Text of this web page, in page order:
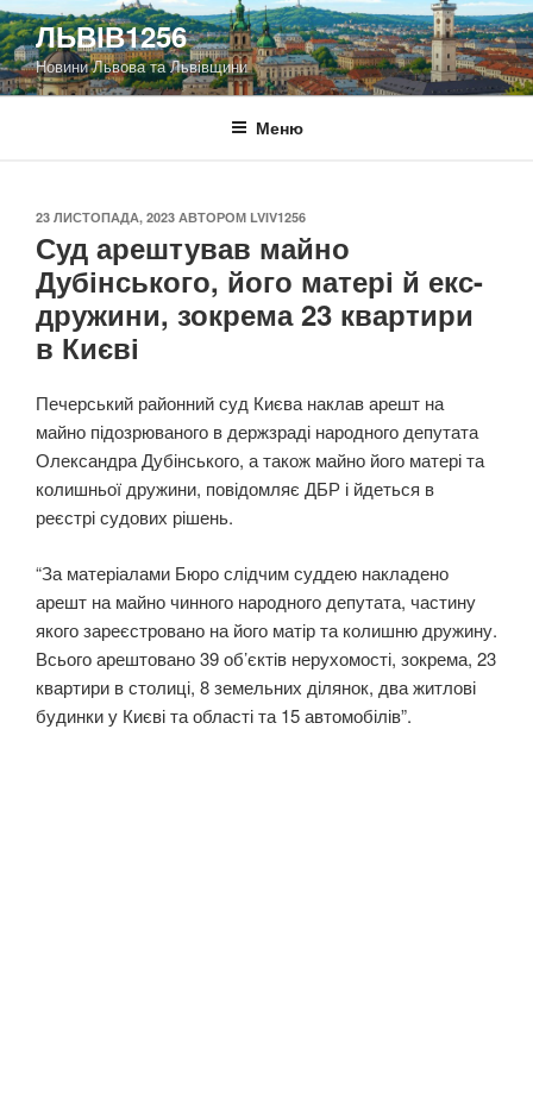
Перейти
до
вмісту
ЛЬВІВ1256
Новини Львова та Львівщини
Меню
ОПУБЛІКОВАНО
23 ЛИСТОПАДА, 2023 АВТОРОМ LVIV1256
Суд арештував майно
Дубінського, його матері й екс-
дружини, зокрема 23 квартири
в Києві
Печерський районний суд Києва наклав арешт на
майно підозрюваного в держзраді народного депутата
Олександра Дубінського, а також майно його матері та
колишньої дружини, повідомляє ДБР і йдеться в
реєстрі судових рішень.
“За матеріалами Бюро слідчим суддею накладено
арешт на майно чинного народного депутата, частину
якого зареєстровано на його матір та колишню дружину.
Всього арештовано 39 об’єктів нерухомості, зокрема, 23
квартири в столиці, 8 земельних ділянок, два житлові
будинки у Києві та області та 15 автомобілів”.